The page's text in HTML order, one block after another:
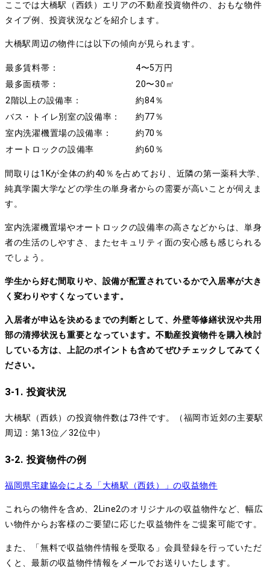
ここでは大橋駅（西鉄）エリアの不動産投資物件の、おもな物件
タイプ例、投資状況などを紹介します。
大橋駅周辺の物件には以下の傾向が見られます。
最多賃料帯：
4〜5万円
最多面積帯：
20〜30㎡
2階以上の設備率：
約84％
バス・トイレ別室の設備率：
約77％
室内洗濯機置場の設備率：
約70％
オートロックの設備率
約60％
間取りは1Kが全体の約40％を占めており、近隣の第一薬科大学、
純真学園大学などの学生の単身者からの需要が高いことが伺えま
す。
室内洗濯機置場やオートロックの設備率の高さなどからは、単身
者の生活のしやすさ、またセキュリティ面の安心感も感じられる
でしょう。
学生から好む間取りや、設備が配置されているかで入居率が大き
く変わりやすくなっています。
入居者が申込を決めるまでの判断として、外壁等修繕状況や共用
部の清掃状況も重要となっています。不動産投資物件を購入検討
している方は、上記のポイントも含めてぜひチェックしてみてく
ださい。
3-1. 投資状況
大橋駅（西鉄）の投資物件数は73件です。（福岡市近郊の主要駅
周辺：第13位／32位中）
3-2. 投資物件の例
福岡県宅建協会による「大橋駅（西鉄）」の収益物件
これらの物件を含め、2Line2のオリジナルの収益物件など、幅広
い物件からお客様のご要望に応じた収益物件をご提案可能です。
また、「無料で収益物件情報を受取る」会員登録を行っていただ
くと、最新の収益物件情報をメールでお送りいたします。